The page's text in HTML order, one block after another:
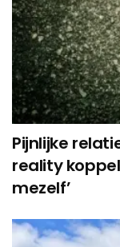
Pijnlijke
reality
mezelf’